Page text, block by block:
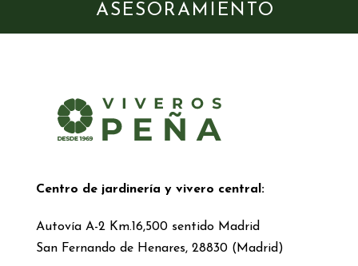
ASESORAMIENTO
Centro de jardinería y vivero central:
Autovía A-2 Km.16,500 sentido Madrid
San Fernando de Henares, 28830 (Madrid)